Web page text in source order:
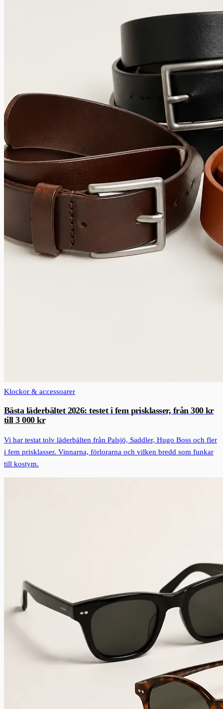
Klockor & accessoarer
Bästa läderbältet 2026: testet i fem prisklasser, från 300 kr
till 3 000 kr
Vi har testat tolv läderbälten från Palsjö, Saddler, Hugo Boss och fler
i fem prisklasser. Vinnarna, förlorarna och vilken bredd som funkar
till kostym.